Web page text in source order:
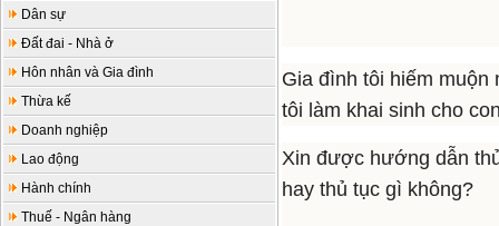
Dân sự
Đất đai - Nhà ở
Hôn nhân và Gia đình
Thừa kế
Doanh nghiệp
Lao động
Hành chính
Thuế - Ngân hàng
Gia đình tôi hiếm
tôi làm khai sinh cho
Xin được hướng dẫn
hay thủ tục gì không?